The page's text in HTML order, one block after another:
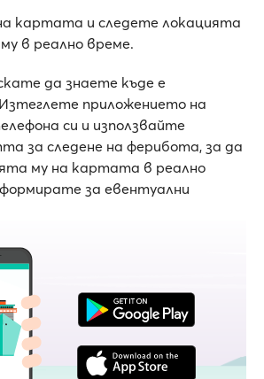
картата и следете локацията
в реално време.
да знаете къде е
приложението на
си и използвайте
за следене на ферибота, за да
му на картата в реално
за евентуални